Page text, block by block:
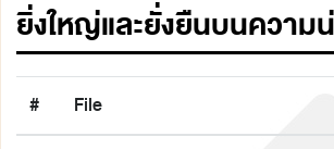
ยิ่งใหญ่และยั่งยืนบนความ
# File